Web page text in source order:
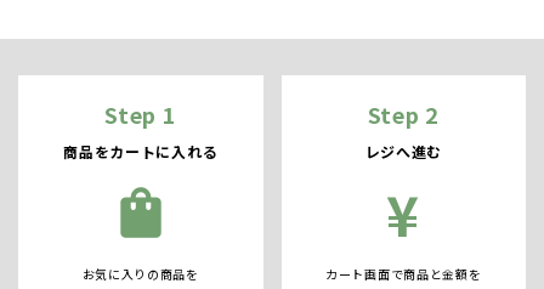
Step 1
商品をカートに入れる
shopping_bag
お気に入りの商品を
Step 2
レジへ進む
¥
カート画面で商品と金額を